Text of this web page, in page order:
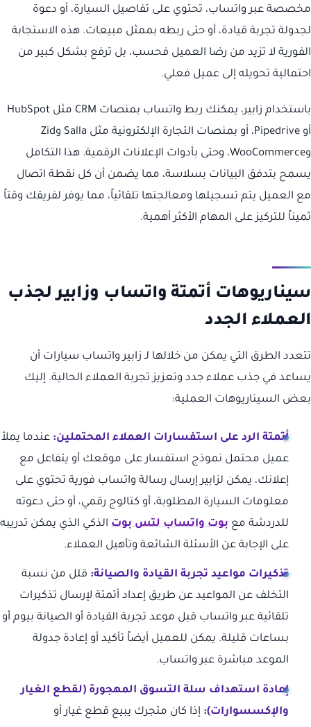
مخصصة عبر واتساب، تحتوي على تفاصيل السيارة، أو دعوة
لجدولة تجربة قيادة، أو حتى ربطه بممثل مبيعات. هذه الاستجابة
الفورية لا تزيد من رضا العميل فحسب، بل ترفع بشكل كبير من
احتمالية تحويله إلى عميل فعلي.
باستخدام زابير، يمكنك ربط واتساب بمنصات CRM مثل HubSpot
أو Pipedrive، أو بمنصات التجارة الإلكترونية مثل Salla وZid
وWooCommerce، وحتى بأدوات الإعلانات الرقمية. هذا التكامل
يسمح بتدفق البيانات بسلاسة، مما يضمن أن كل نقطة اتصال
مع العميل يتم تسجيلها ومعالجتها تلقائياً، مما يوفر لفريقك وقتاً
ثميناً للتركيز على المهام الأكثر أهمية.
سيناريوهات أتمتة واتساب وزابير لجذب
العملاء الجدد
تتعدد الطرق التي يمكن من خلالها لـ زابير واتساب سيارات أن
يساعد في جذب عملاء جدد وتعزيز تجربة العملاء الحالية. إليك
بعض السيناريوهات العملية:
أتمتة الرد على استفسارات العملاء المحتملين: عندما يملأ
عميل محتمل نموذج استفسار على موقعك أو يتفاعل مع
إعلانك، يمكن لزابير إرسال رسالة واتساب فورية تحتوي على
معلومات السيارة المطلوبة، أو كتالوج رقمي، أو حتى دعوته
للدردشة مع بوت واتساب لتس بوت الذكي الذي يمكن تدريبه
على الإجابة عن الأسئلة الشائعة وتأهيل العملاء.
تذكيرات مواعيد تجربة القيادة والصيانة: قلل من نسبة
التخلف عن المواعيد عن طريق إعداد أتمتة لإرسال تذكيرات
تلقائية عبر واتساب قبل موعد تجربة القيادة أو الصيانة بيوم أو
بساعات قليلة. يمكن للعميل أيضاً تأكيد أو إعادة جدولة
الموعد مباشرة عبر واتساب.
إعادة استهداف سلة التسوق المهجورة (لقطع الغيار
والإكسسوارات): إذا كان متجرك يبيع قطع غيار أو